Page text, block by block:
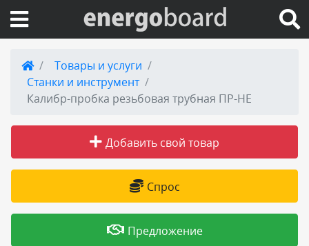
Вход на сайт
Поиск по сайту
Публикации
Справка
Товары и услуги
Станки и инструмент
Калибр-пробка резьбовая трубная ПР-НЕ
Добавить свой товар
Спрос
Предложение